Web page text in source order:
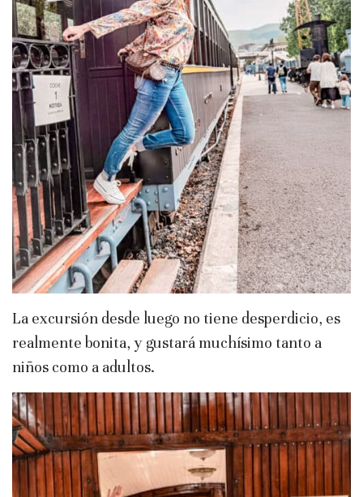
La excursión desde luego no tiene desperdicio, es
realmente bonita, y gustará muchísimo tanto a
niños como a adultos.